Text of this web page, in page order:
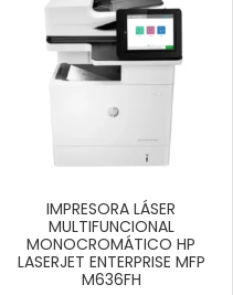
IMPRESORA LÁSER
MULTIFUNCIONAL
MONOCROMÁTICO HP
LASERJET ENTERPRISE MFP
M636FH